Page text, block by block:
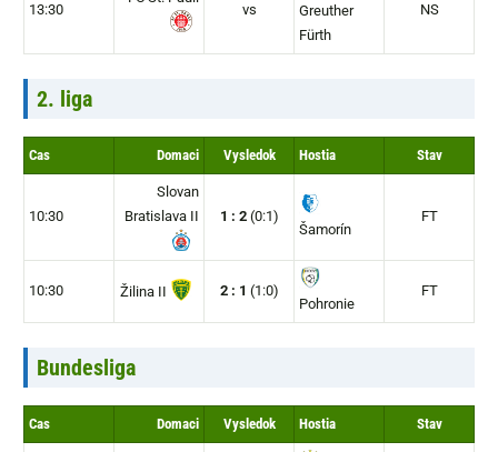
13:30 vs
Greuther
Fürth
NS
2. liga
Cas Domaci Vysledok Hostia Stav
10:30
Slovan
Bratislava II
1 : 2 (0:1)
Šamorín
FT
10:30 Žilina II 2 : 1 (1:0)
Pohronie
FT
Bundesliga
Cas Domaci Vysledok Hostia Stav